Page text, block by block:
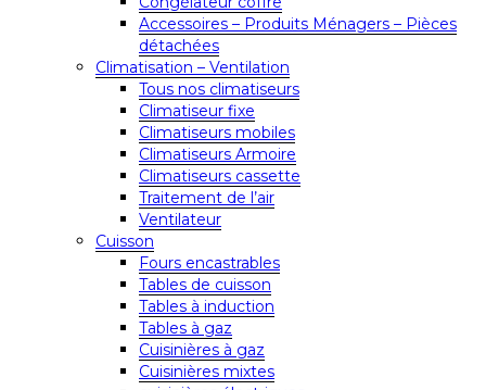
Accessoires – Produits Ménagers – Pièces
détachées
Climatisation – Ventilation
Tous nos climatiseurs
Climatiseur fixe
Climatiseurs mobiles
Climatiseurs Armoire
Climatiseurs cassette
Traitement de l’air
Ventilateur
Cuisson
Fours encastrables
Tables de cuisson
Tables à induction
Tables à gaz
Cuisinières à gaz
Cuisinières mixtes